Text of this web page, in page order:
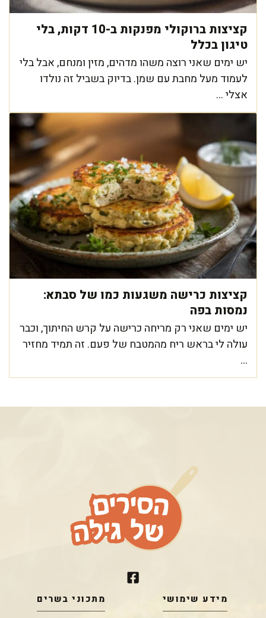
קציצות ברוקולי מפנקות ב-10 דקות, בלי
טיגון בכלל
יש ימים שאני רוצה משהו מדהים, מזין ומנחם, אבל בלי
לעמוד מעל מחבת עם שמן. בדיוק בשביל זה נולדו
אצלי ...
קציצות כרישה משגעות כמו של סבתא:
נמסות בפה
יש ימים שאני רק מריחה כרישה על קרש החיתוך, וכבר
עולה לי בראש ריח מהמטבח של פעם. זה תמיד מחזיר
...
מידע שימושי מתכוני בשרים